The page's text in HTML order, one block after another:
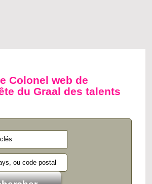
Colonel web de
du Graal des talents